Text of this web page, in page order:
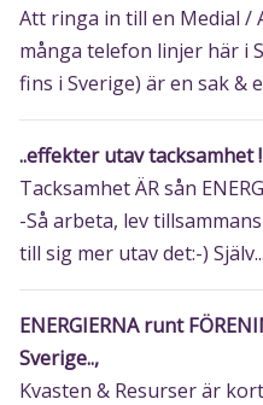
Att ringa in till en Medial /
många telefon linjer här i
fins i Sverige) är en sak &
..effekter utav tacksamhet !
Tacksamhet ÄR sån
-Så arbeta, lev
till sig mer utav det:-) Själv...
ENERGIERNA runt
Sverige..,
Kvasten & Resurser är